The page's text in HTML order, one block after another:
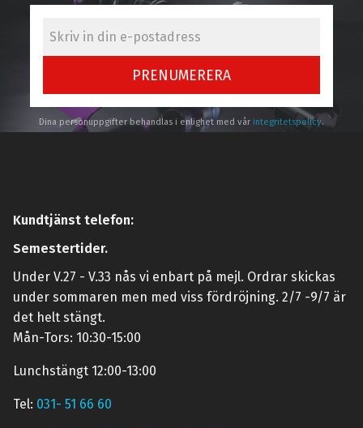
PRENUMERERA
Dina personuppgifter behandlas i enlighet med vår integritetspolicy.
Kundtjänst telefon:
Semestertider.
Under V.27 - V.33 nås vi enbart på mejl. Ordrar skickas
under sommaren men med viss fördröjning. 2/7 -9/7 är
det helt stängt.
Mån-Tors: 10:30-15:00
Lunchstängt 12:00-13:00
Tel: 031- 51 66 60